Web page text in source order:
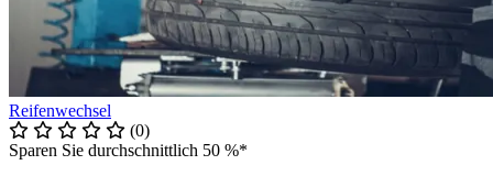
Reifenwechsel
(0)
Sparen Sie durchschnittlich 50 %*